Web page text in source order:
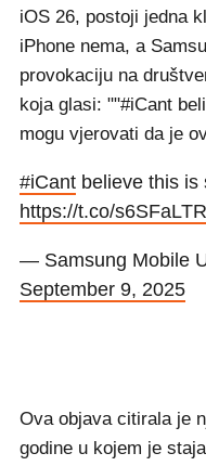
iOS 26, postoji jedna
iPhone nema, a
provokaciju na
koja glasi: ""#iCant
mogu vjerovati da je
#iCant believe this is
https://t.co/
— Samsung Mobile
September 9, 2025
Ova objava citirala je
godine u kojem je